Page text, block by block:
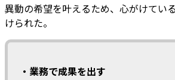
異動の希望を叶えるため、心がけてい
けられた。
・業務で成果を出す